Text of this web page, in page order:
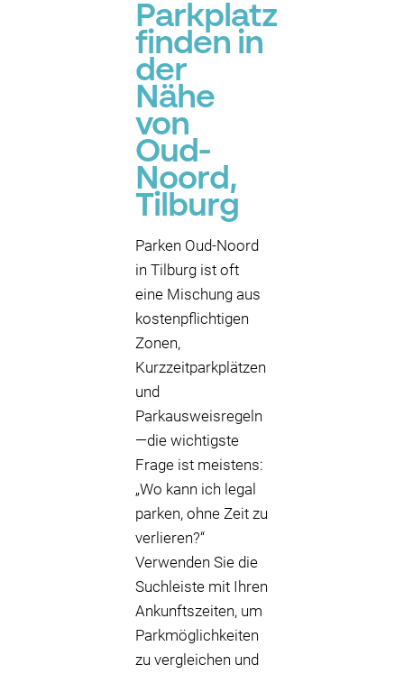
Parkplatz
finden in
der
Nähe
von
Oud-
Noord,
Tilburg
Parken Oud-Noord
in Tilburg ist oft
eine Mischung aus
kostenpflichtigen
Zonen,
Kurzzeitparkplätzen
und
Parkausweisregeln
—die wichtigste
Frage ist meistens:
„Wo kann ich legal
parken, ohne Zeit zu
verlieren?“
Verwenden Sie die
Suchleiste mit Ihren
Ankunftszeiten, um
Parkmöglichkeiten
zu vergleichen und